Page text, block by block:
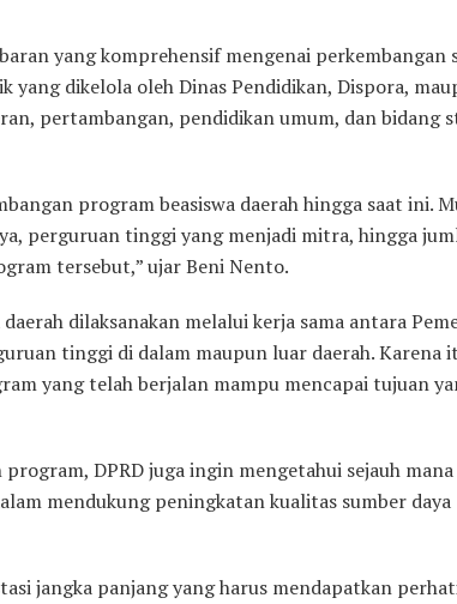
yang komprehensif mengenai perkembangan
yang dikelola oleh Dinas Pendidikan, Dispora,
pertambangan, pendidikan umum, dan bidang
program beasiswa daerah hingga saat ini.
perguruan tinggi yang menjadi mitra, hingga
tersebut,” ujar Beni Nento.
dilaksanakan melalui kerja sama antara
tinggi di dalam maupun luar daerah. Karena
yang telah berjalan mampu mencapai tujuan
DPRD juga ingin mengetahui sejauh mana
mendukung peningkatan kualitas sumber daya
jangka panjang yang harus mendapatkan